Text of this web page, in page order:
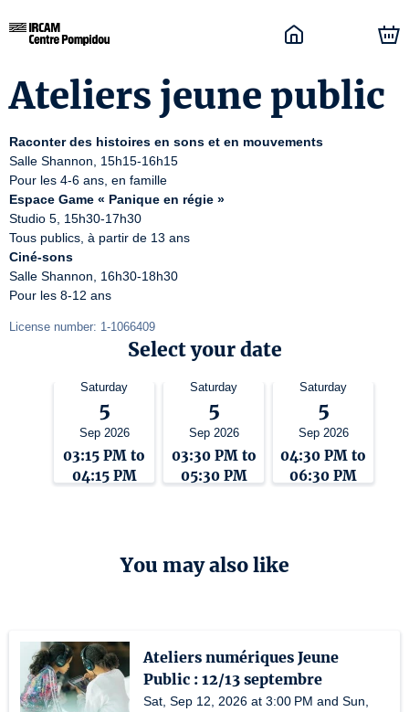
Ateliers jeune public
Raconter des histoires en sons et en mouvements
Salle Shannon, 15h15-16h15
Espace Game « Panique en régie »
Studio 5, 15h30-17h30
Ciné-sons
Salle Shannon, 16h30-18h30
Pour les 8-12 ans
License number: 1-1066409
Select your date
Saturday
5
Sep 2026
03:15 PM to
04:15 PM
Saturday
5
Sep 2026
03:30 PM to
05:30 PM
Saturday
5
Sep 2026
04:30 PM to
06:30 PM
You may also like
Ateliers numériques Jeune
Public : 12/13 septembre
Sat, Sep 12, 2026 at 3:00 PM and Sun,